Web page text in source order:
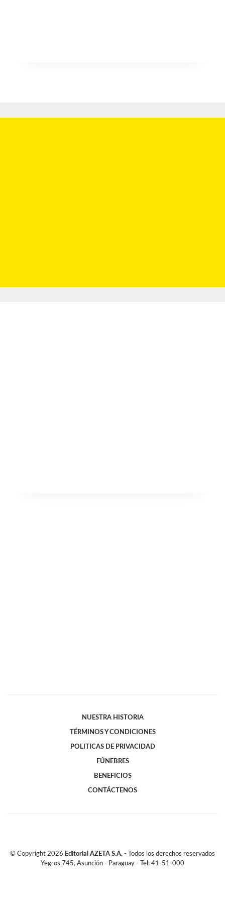
NUESTRA HISTORIA
TÉRMINOS Y CONDICIONES
POLITICAS DE PRIVACIDAD
FÚNEBRES
BENEFICIOS
CONTÁCTENOS
© Copyright 2026 Editorial AZETA S.A. - Todos los derechos reservados
Yegros 745, Asunción - Paraguay - Tel: 41-51-000